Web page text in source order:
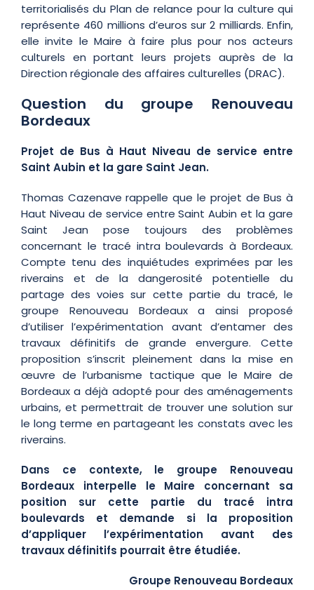
territorialisés du Plan de relance pour la culture qui
représente 460 millions d’euros sur 2 milliards. Enfin,
elle invite le Maire à faire plus pour nos acteurs
culturels en portant leurs projets auprès de la
Direction régionale des affaires culturelles (DRAC).
Question du groupe Renouveau
Bordeaux
Projet de Bus à Haut Niveau de service entre
Saint Aubin et la gare Saint Jean.
Thomas Cazenave rappelle que le projet de Bus à
Haut Niveau de service entre Saint Aubin et la gare
Saint Jean pose toujours des problèmes
concernant le tracé intra boulevards à Bordeaux.
Compte tenu des inquiétudes exprimées par les
riverains et de la dangerosité potentielle du
partage des voies sur cette partie du tracé, le
groupe Renouveau Bordeaux a ainsi proposé
d’utiliser l’expérimentation avant d’entamer des
travaux définitifs de grande envergure. Cette
proposition s’inscrit pleinement dans la mise en
œuvre de l’urbanisme tactique que le Maire de
Bordeaux a déjà adopté pour des aménagements
urbains, et permettrait de trouver une solution sur
le long terme en partageant les constats avec les
riverains.
Dans ce contexte, le groupe Renouveau
Bordeaux interpelle le Maire concernant sa
position sur cette partie du tracé intra
boulevards et demande si la proposition
d’appliquer l’expérimentation avant des
travaux définitifs pourrait être étudiée.
Groupe Renouveau Bordeaux